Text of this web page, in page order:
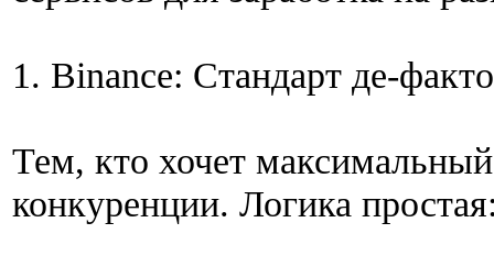
1. Binance: Стандарт де-факто
Тем, кто хочет
конкуренции. Логика